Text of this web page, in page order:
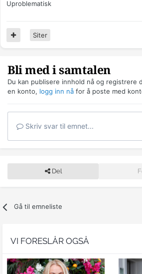
Uproblematisk
Siter
Bli med i samtalen
Du kan publisere innhold nå og registrere
en konto, logg inn nå for å poste med
Skriv svar til emnet...
Del
Gå til emneliste
VI FORESLÅR OGSÅ